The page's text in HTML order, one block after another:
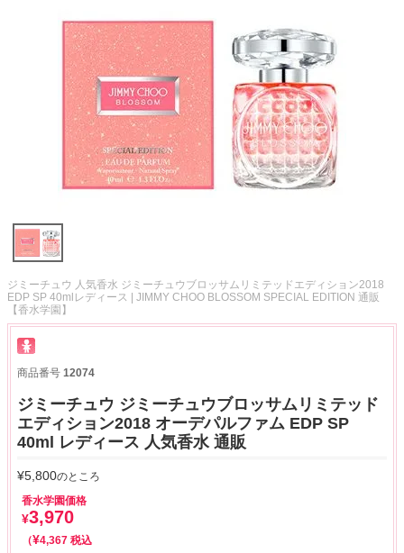
ジミーチュウ 人気香水 ジミーチュウブロッサムリミテッドエディション2018
EDP SP 40mlレディース | JIMMY CHOO BLOSSOM SPECIAL EDITION 通販
【香水学園】
商品番号 12074
ジミーチュウ ジミーチュウブロッサムリミテッド
エディション2018 オーデパルファム EDP SP
40ml レディース 人気香水 通販
¥5,800のところ
香水学園価格
¥3,970
¥4,367 税込